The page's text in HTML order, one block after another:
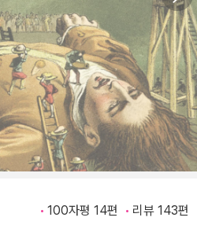
100자평 14편 리뷰 143편